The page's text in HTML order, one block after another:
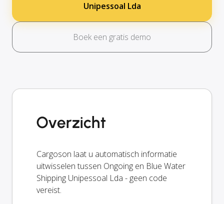
Unipessoal Lda
Boek een gratis demo
Overzicht
Cargoson laat u automatisch informatie
uitwisselen tussen Ongoing en Blue Water
Shipping Unipessoal Lda - geen code
vereist.